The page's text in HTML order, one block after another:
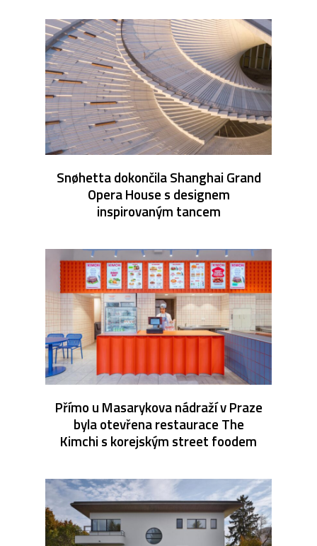
Snøhetta dokončila Shanghai Grand
Opera House s designem
inspirovaným tancem
Přímo u Masarykova nádraží v Praze
byla otevřena restaurace The
Kimchi s korejským street foodem